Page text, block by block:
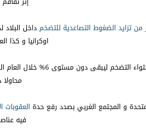
من تزايد الضغوط التصاعدية للتضخم داخل البلاد
اوكرانيا و كذا
أنه يأمل في احتواء
و المجتمع الغربي بصدد رفع حدة العقوبات
فيه